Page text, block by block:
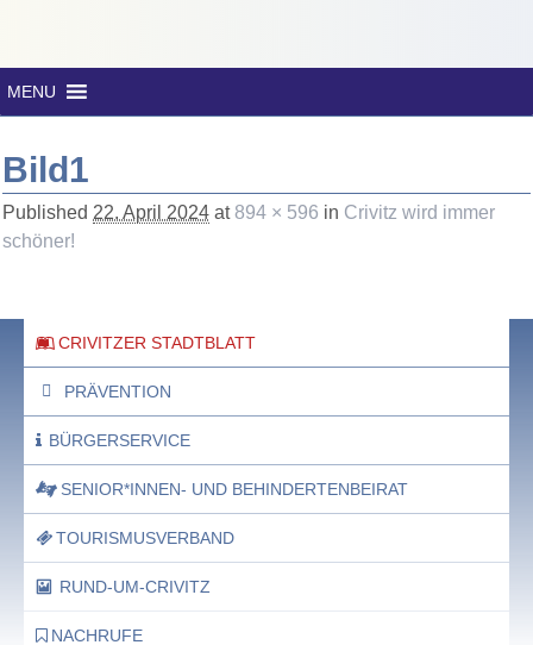
MENU
Bild1
Published 22. April 2024 at894 × 596 in Crivitz wird immer
schöner!
CRIVITZER STADTBLATT
PRÄVENTION
BÜRGERSERVICE
SENIOR*INNEN- UND BEHINDERTENBEIRAT
TOURISMUSVERBAND
RUND-UM-CRIVITZ
NACHRUFE